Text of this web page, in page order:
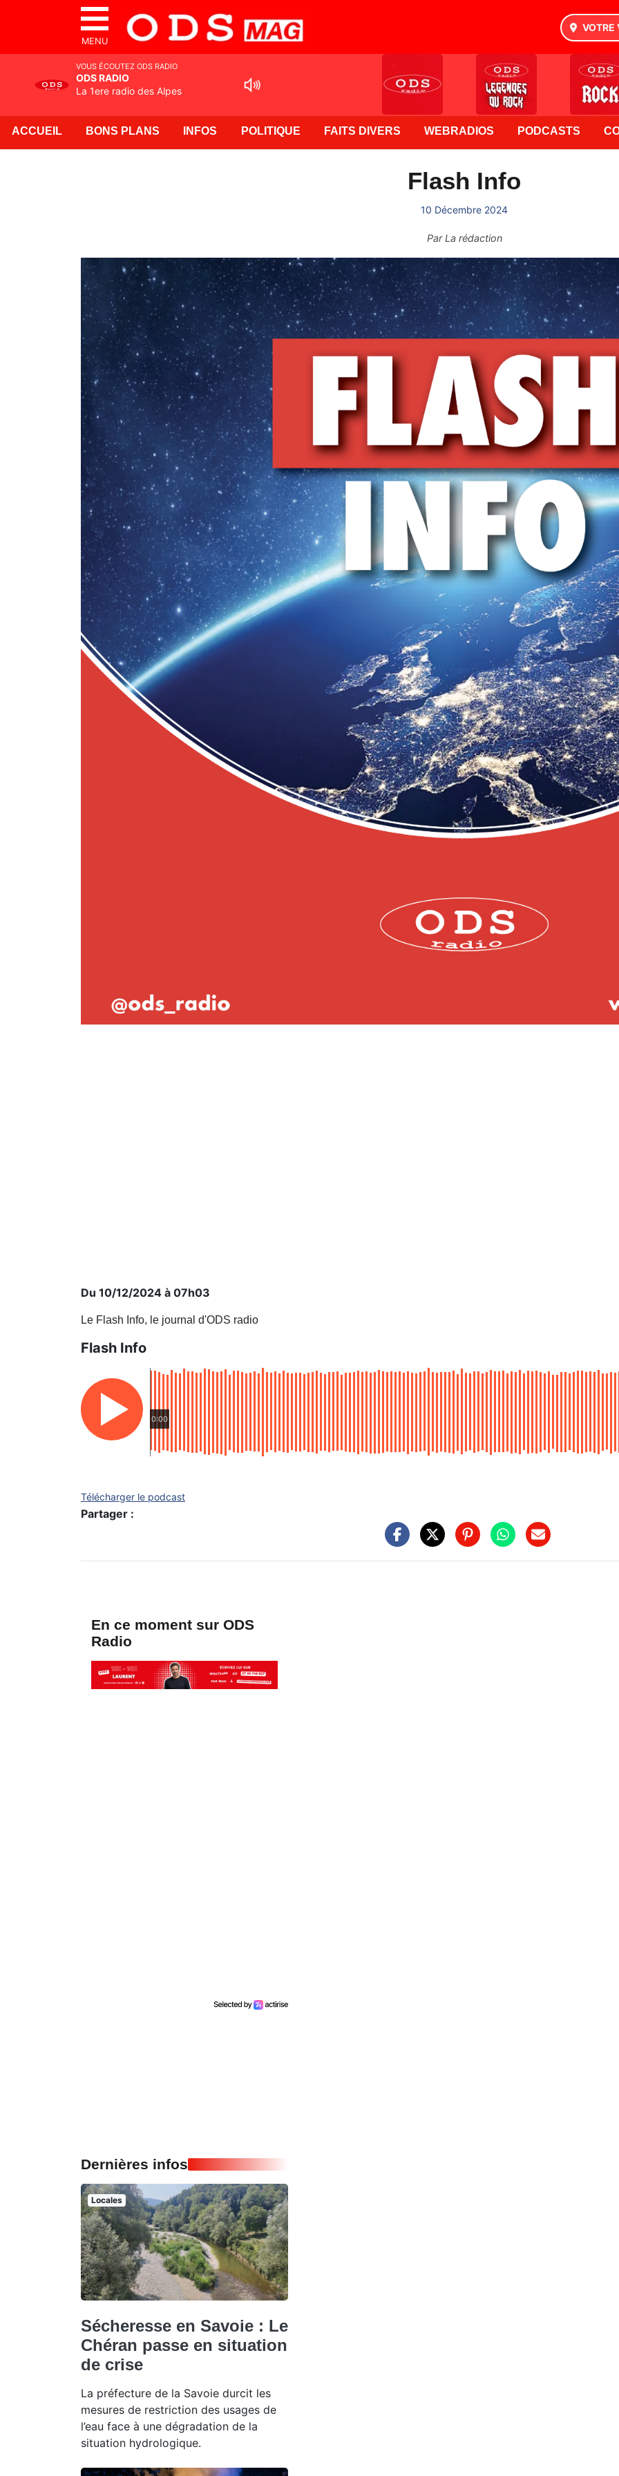
MENU
VOTRE
ACCUEIL BONS PLANS INFOS POLITIQUE FAITS DIVERS WEBRADIOS PODCASTS
Flash Info
10 Décembre 2024
ParLa rédaction
Du 10/12/2024 à 07h03
Le Flash Info, le journal d'ODS radio
Flash Info
0:00
Télécharger le podcast
Partager :
En ce moment sur ODS
Radio
Dernières infos
Locales
Sécheresse en Savoie : Le
Chéran passe en situation
de crise
La préfecture de la Savoie durcit les
mesures de restriction des usages de
l’eau face à une dégradation de la
situation hydrologique.
VOUS ÉCOUTEZ ODS RADIO
ODS RADIO
La 1ere radio des Alpes